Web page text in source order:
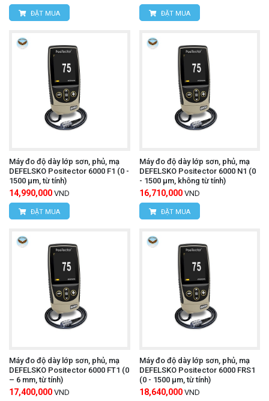
ĐẶT MUA ĐẶT MUA
Máy đo độ dày lớp sơn, phủ, mạ
DEFELSKO Positector 6000 F1 (0 -
1500 µm, từ tính)
14,990,000 VND
ĐẶT MUA
Máy đo độ dày lớp sơn, phủ, mạ
DEFELSKO Positector 6000 N1 (0
- 1500 µm, không từ tính)
16,710,000 VND
ĐẶT MUA
Máy đo độ dày lớp sơn, phủ, mạ
DEFELSKO Positector 6000 FT1 (0
– 6 mm, từ tính)
17,400,000 VND
Máy đo độ dày lớp sơn, phủ, mạ
DEFELSKO Positector 6000 FRS1
(0 - 1500 µm, từ tính)
18,640,000 VND